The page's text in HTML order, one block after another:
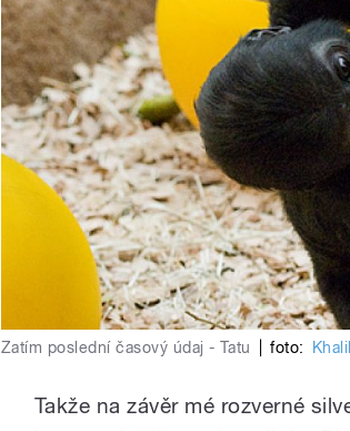
Zatím poslední časový údaj - Tatu foto:
Takže na závěr mé rozverné